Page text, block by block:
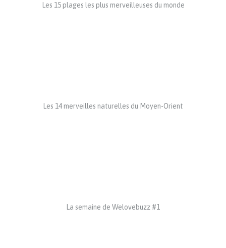
Les 15 plages les plus merveilleuses du monde
Les 14 merveilles naturelles du Moyen-Orient
La semaine de Welovebuzz #1